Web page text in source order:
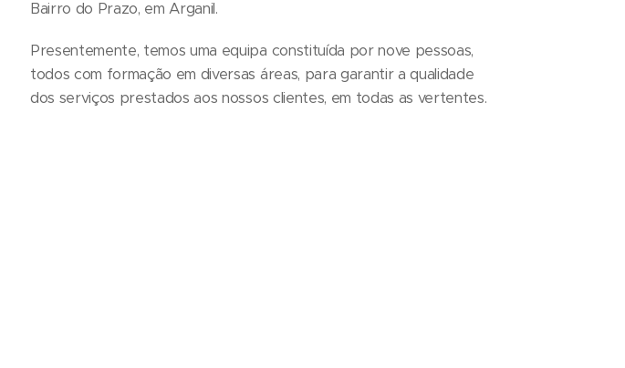
Bairro do Prazo, em Arganil.
Presentemente, temos uma equipa constituída por nove pessoas,
todos com formação em diversas áreas, para garantir a qualidade
dos serviços prestados aos nossos clientes, em todas as vertentes.